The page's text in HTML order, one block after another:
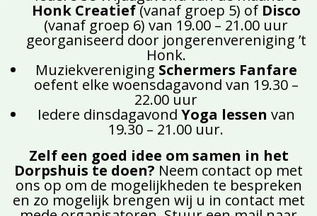
Honk Creatief(vanaf groep 5) of Disco
(vanaf groep 6) van 19.00 – 21.00 uur
georganiseerd door jongerenvereniging ’t
Honk.
Muziekvereniging Schermers Fanfare
oefent elke woensdagavond van 19.30 –
22.00 uur
Iedere dinsdagavond Yoga lessen van
19.30 – 21.00 uur.
Zelf een goed idee om samen in het
Dorpshuis te doen? Neem contact op met
ons op om de mogelijkheden te bespreken
en zo mogelijk brengen wij u in contact met